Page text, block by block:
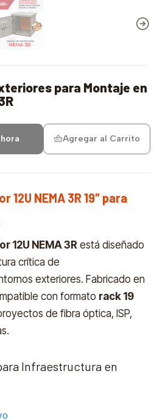
para Montaje en
Agregar al Carrito
NEMA 3R 19″ para
12U NEMA 3R está diseñado
crítica de
exteriores. Fabricado en
con formato rack 19
de fibra óptica, ISP,
Infraestructura en